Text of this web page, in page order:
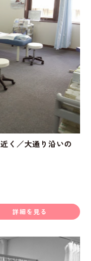
く／大通り沿いの
詳細を見る